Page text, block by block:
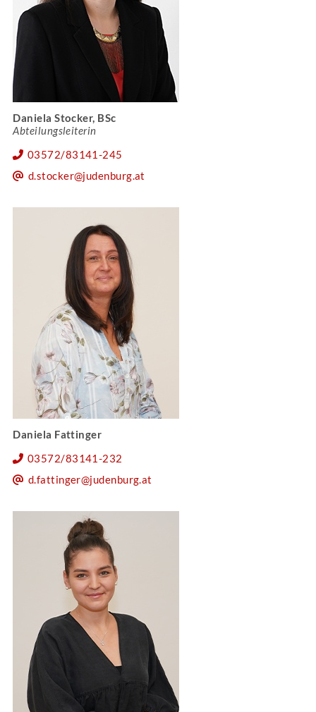
Daniela Stocker, BSc
Abteilungsleiterin
03572/83141-245
d.stocker@judenburg.at
Daniela Fattinger
03572/83141-232
d.fattinger@judenburg.at